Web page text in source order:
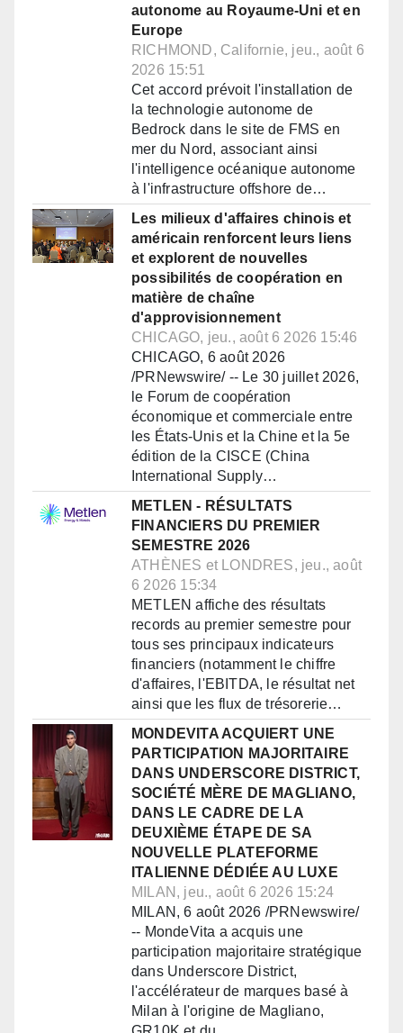
autonome au Royaume-Uni et en
Europe
RICHMOND, Californie, jeu., août 6
2026 15:51
Cet accord prévoit l'installation de
la technologie autonome de
Bedrock dans le site de FMS en
mer du Nord, associant ainsi
l'intelligence océanique autonome
à l'infrastructure offshore de…
Les milieux d'affaires chinois et
américain renforcent leurs liens
et explorent de nouvelles
possibilités de coopération en
matière de chaîne
d'approvisionnement
CHICAGO, jeu., août 6 2026 15:46
CHICAGO, 6 août 2026
/PRNewswire/ -- Le 30 juillet 2026,
le Forum de coopération
économique et commerciale entre
les États-Unis et la Chine et la 5e
édition de la CISCE (China
International Supply…
METLEN - RÉSULTATS
FINANCIERS DU PREMIER
SEMESTRE 2026
ATHÈNES et LONDRES, jeu., août
6 2026 15:34
METLEN affiche des résultats
records au premier semestre pour
tous ses principaux indicateurs
financiers (notamment le chiffre
d'affaires, l'EBITDA, le résultat net
ainsi que les flux de trésorerie…
MONDEVITA ACQUIERT UNE
PARTICIPATION MAJORITAIRE
DANS UNDERSCORE DISTRICT,
SOCIÉTÉ MÈRE DE MAGLIANO,
DANS LE CADRE DE LA
DEUXIÈME ÉTAPE DE SA
NOUVELLE PLATEFORME
ITALIENNE DÉDIÉE AU LUXE
MILAN, jeu., août 6 2026 15:24
MILAN, 6 août 2026 /PRNewswire/
-- MondeVita a acquis une
participation majoritaire stratégique
dans Underscore District,
l'accélérateur de marques basé à
Milan à l'origine de Magliano,